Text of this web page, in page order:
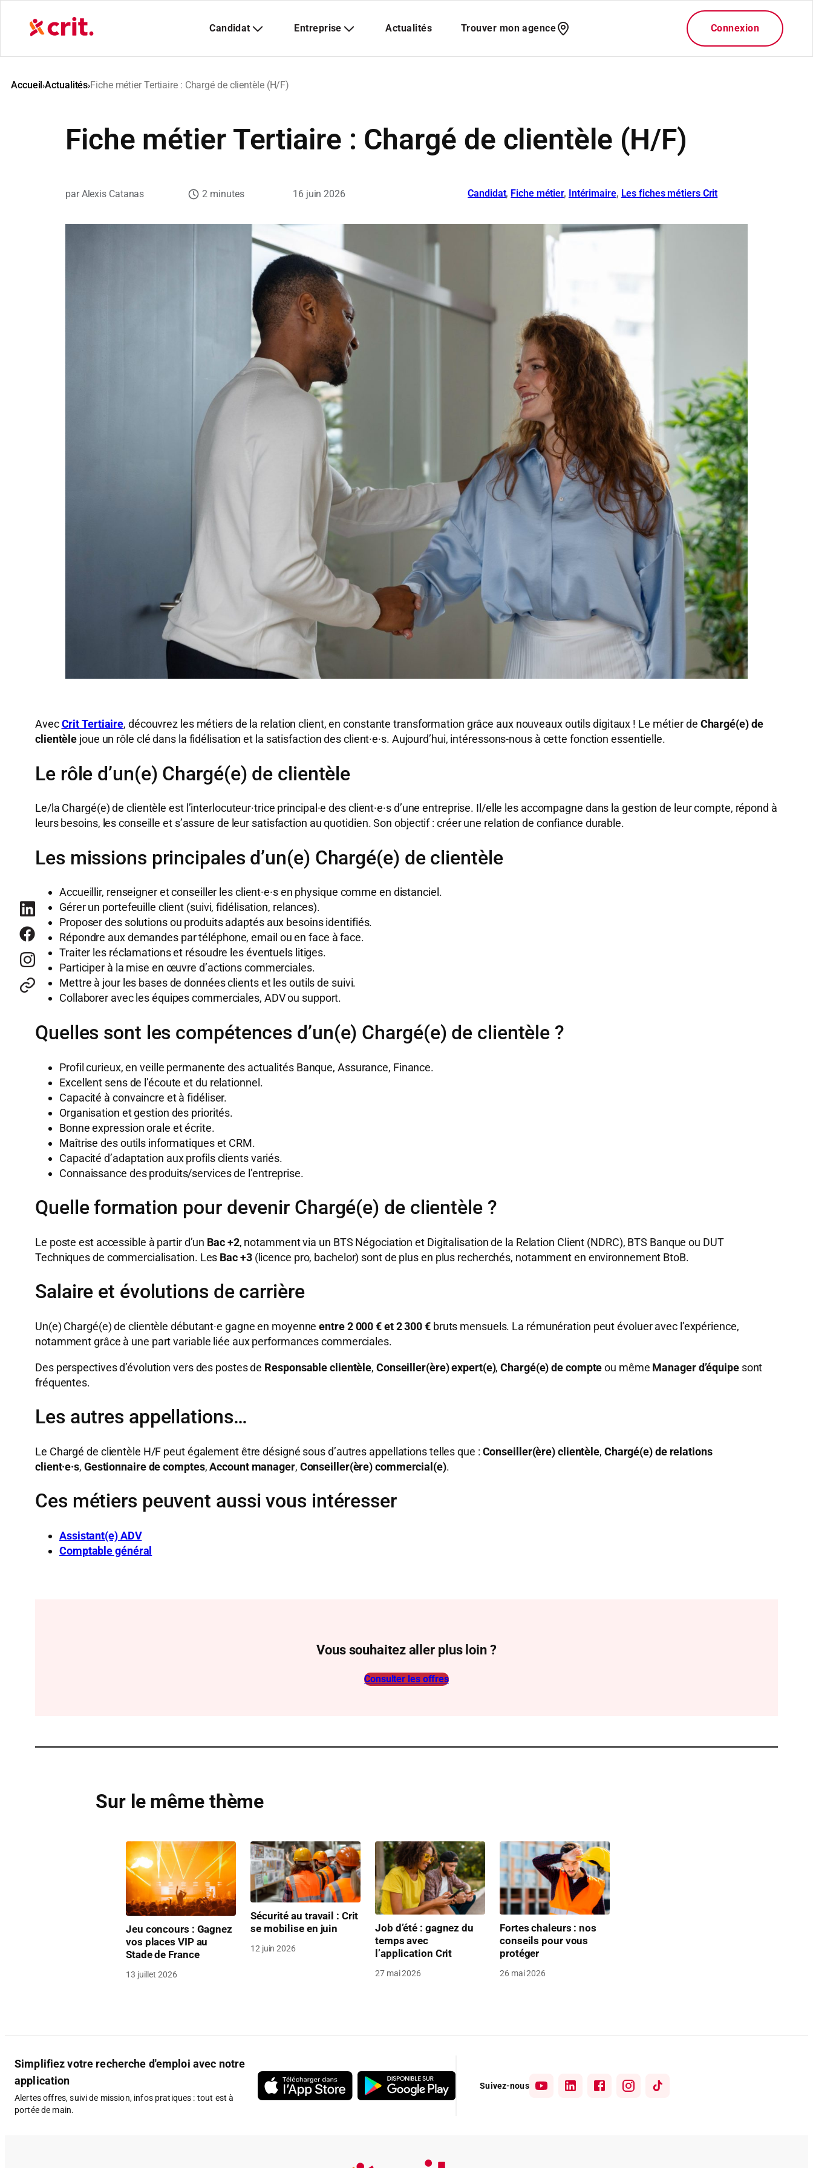
Accueil›Actualités›Fiche métier Tertiaire : Chargé de clientèle (H/F)
Fiche métier Tertiaire : Chargé de clientèle (H/F)
Alexis Catanas 2 minutes 16 juin 2026 Candidat, Fiche métier, Intérimaire, Les fiches métiers Crit
AvecCrit Tertiaire, découvrez les métiers de la relation client, en constante transformation grâce aux nouveaux outils digitaux ! Le métier de Chargé(e) de
clientèle joue un rôle clé dans la fidélisation et la satisfaction des client·e·s. Aujourd’hui, intéressons-nous à cette fonction essentielle.
Le rôle d’un(e) Chargé(e) de clientèle
Le/la Chargé(e) de clientèle est l’interlocuteur·trice principal·e des client·e·s d’une entreprise. Il/elle les accompagne dans la gestion de leur compte, répond à
leurs besoins, les conseille et s’assure de leur satisfaction au quotidien. Son objectif : créer une relation de confiance durable.
Les missions principales d’un(e) Chargé(e) de clientèle
Accueillir, renseigner et conseiller les client·e·s en physique comme en distanciel.
Gérer un portefeuille client (suivi, fidélisation, relances).
Proposer des solutions ou produits adaptés aux besoins identifiés.
Répondre aux demandes par téléphone, email ou en face à face.
Traiter les réclamations et résoudre les éventuels litiges.
Participer à la mise en œuvre d’actions commerciales.
Mettre à jour les bases de données clients et les outils de suivi.
Collaborer avec les équipes commerciales, ADV ou support.
Quelles sont les compétences d’un(e) Chargé(e) de clientèle ?
Profil curieux, en veille permanente des actualités Banque, Assurance, Finance.
Excellent sens de l’écoute et du relationnel.
Capacité à convaincre et à fidéliser.
Organisation et gestion des priorités.
Bonne expression orale et écrite.
Maîtrise des outils informatiques et CRM.
Capacité d’adaptation aux profils clients variés.
Connaissance des produits/services de l’entreprise.
Quelle formation pour devenir Chargé(e) de clientèle ?
Le poste est accessible à partir d’un Bac +2, notamment via un BTS Négociation et Digitalisation de la Relation Client (NDRC), BTS Banque ou DUT
Techniques de commercialisation. Les Bac +3(licence pro, bachelor) sont de plus en plus recherchés, notamment en environnement BtoB.
Salaire et évolutions de carrière
Un(e) Chargé(e) de clientèle débutant·e gagne en moyenneentre 2 000 € et 2 300 €bruts mensuels. La rémunération peut évoluer avec l’expérience,
notamment grâce à une part variable liée aux performances commerciales.
Des perspectives d’évolution vers des postes de Responsable clientèle, Conseiller(ère) expert(e),Chargé(e) de compteou même Manager d’équipesont
fréquentes.
Les autres appellations…
Le Chargé de clientèle H/F peut également être désigné sous d’autres appellations telles que : Conseiller(ère) clientèle, Chargé(e) de relations
client·e·s, Gestionnaire de comptes,Account manager, Conseiller(ère) commercial(e).
Ces métiers peuvent aussi vous intéresser
Assistant(e) ADV
Comptable général
Vous souhaitez aller plus loin ?
Consulter les offres
Sur le même thème
Jeu concours : Gagnez
vos places VIP au
Stade de France
13 juillet 2026
Sécurité au travail : Crit
se mobilise en juin
12 juin 2026
Job d’été : gagnez du
temps avec
l’application Crit
27 mai 2026
Fortes chaleurs : nos
conseils pour vous
protéger
26 mai 2026